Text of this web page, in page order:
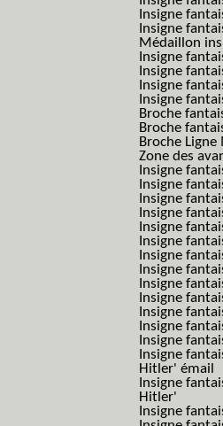
Insigne
Insigne
Médaillon
Insigne
Insigne
Insigne
Insigne
Broche
Broche
Broche
Zone des
Insigne
Insigne
Insigne
Insigne
Insigne
Insigne
Insigne
Insigne
Insigne
Insigne
Insigne
Insigne
Insigne
Insigne
Hitler' émail
Insigne
Hitler'
Insigne